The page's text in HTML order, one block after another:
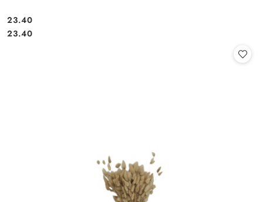
Cena:
23.40
Cena:
23.40